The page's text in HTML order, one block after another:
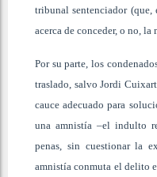
tribunal sentenciador (que,
acerca de conceder, o no, la
Por su parte, los
traslado, salvo Jordi
cauce adecuado para
una amnistía –el indulto
penas, sin cuestionar la
amnistía conmuta el delito